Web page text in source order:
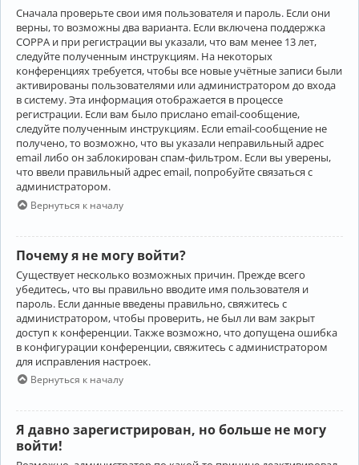
Сначала проверьте свои имя пользователя и пароль. Если они
верны, то возможны два варианта. Если включена поддержка
COPPA и при регистрации вы указали, что вам менее 13 лет,
следуйте полученным инструкциям. На некоторых
конференциях требуется, чтобы все новые учётные записи были
активированы пользователями или администратором до входа
в систему. Эта информация отображается в процессе
регистрации. Если вам было прислано email-сообщение,
следуйте полученным инструкциям. Если email-сообщение не
получено, то возможно, что вы указали неправильный адрес
email либо он заблокирован спам-фильтром. Если вы уверены,
что ввели правильный адрес email, попробуйте связаться с
администратором.
Вернуться к началу
Почему я не могу войти?
Существует несколько возможных причин. Прежде всего
убедитесь, что вы правильно вводите имя пользователя и
пароль. Если данные введены правильно, свяжитесь с
администратором, чтобы проверить, не был ли вам закрыт
доступ к конференции. Также возможно, что допущена ошибка
в конфигурации конференции, свяжитесь с администратором
для исправления настроек.
Вернуться к началу
Я давно зарегистрирован, но больше не могу
войти!